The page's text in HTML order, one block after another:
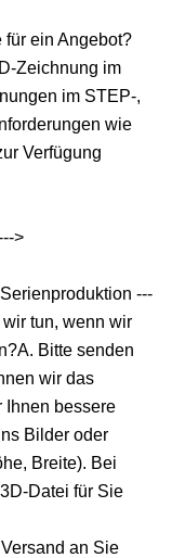
für ein Angebot?
Zeichnung im
im STEP-,
wie
Verfügung
>
---
tun, wenn wir
Bitte senden
wir das
Ihnen bessere
Bilder oder
Breite). Bei
Datei für Sie
an Sie